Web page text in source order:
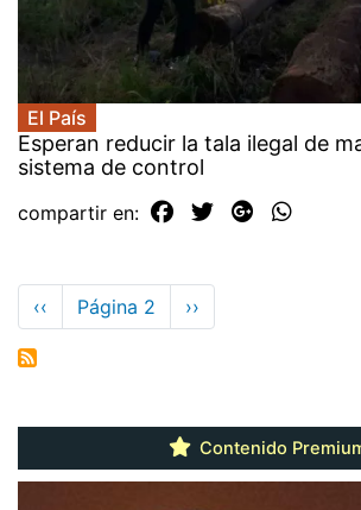
El País
Esperan reducir la tala ilegal de
sistema de control
compartir en:
Paginación
Página
anterior
‹‹ Página 2
Siguiente
página
››
Contenido